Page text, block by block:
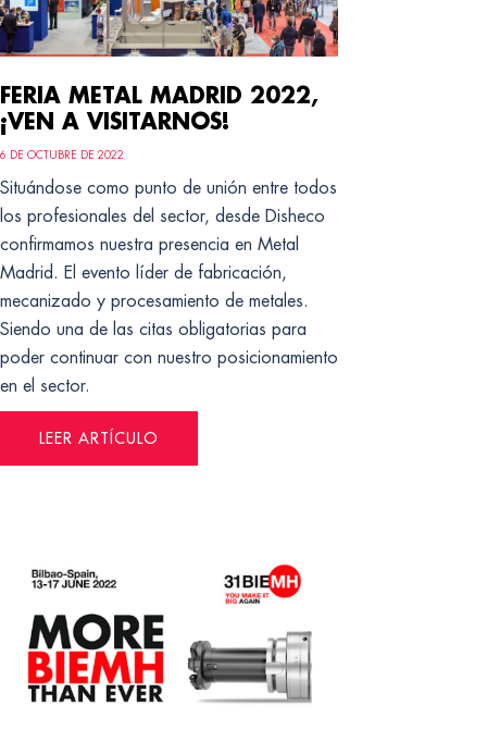
FERIA METAL MADRID 2022,
¡VEN A VISITARNOS!
6 DE OCTUBRE DE 2022
Situándose como punto de unión entre todos
los profesionales del sector, desde Disheco
confirmamos nuestra presencia en Metal
Madrid. El evento líder de fabricación,
mecanizado y procesamiento de metales.
Siendo una de las citas obligatorias para
poder continuar con nuestro posicionamiento
en el sector.
LEER ARTÍCULO